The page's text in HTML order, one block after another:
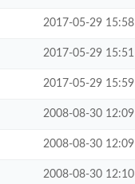
2017-05-29 15:58
2017-05-29 15:51
2017-05-29 15:59
2008-08-30 12:09
2008-08-30 12:09
2008-08-30 12:10